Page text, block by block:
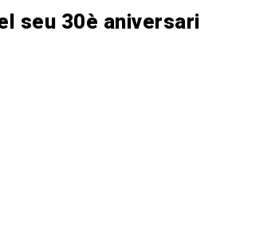
seu 30è aniversari